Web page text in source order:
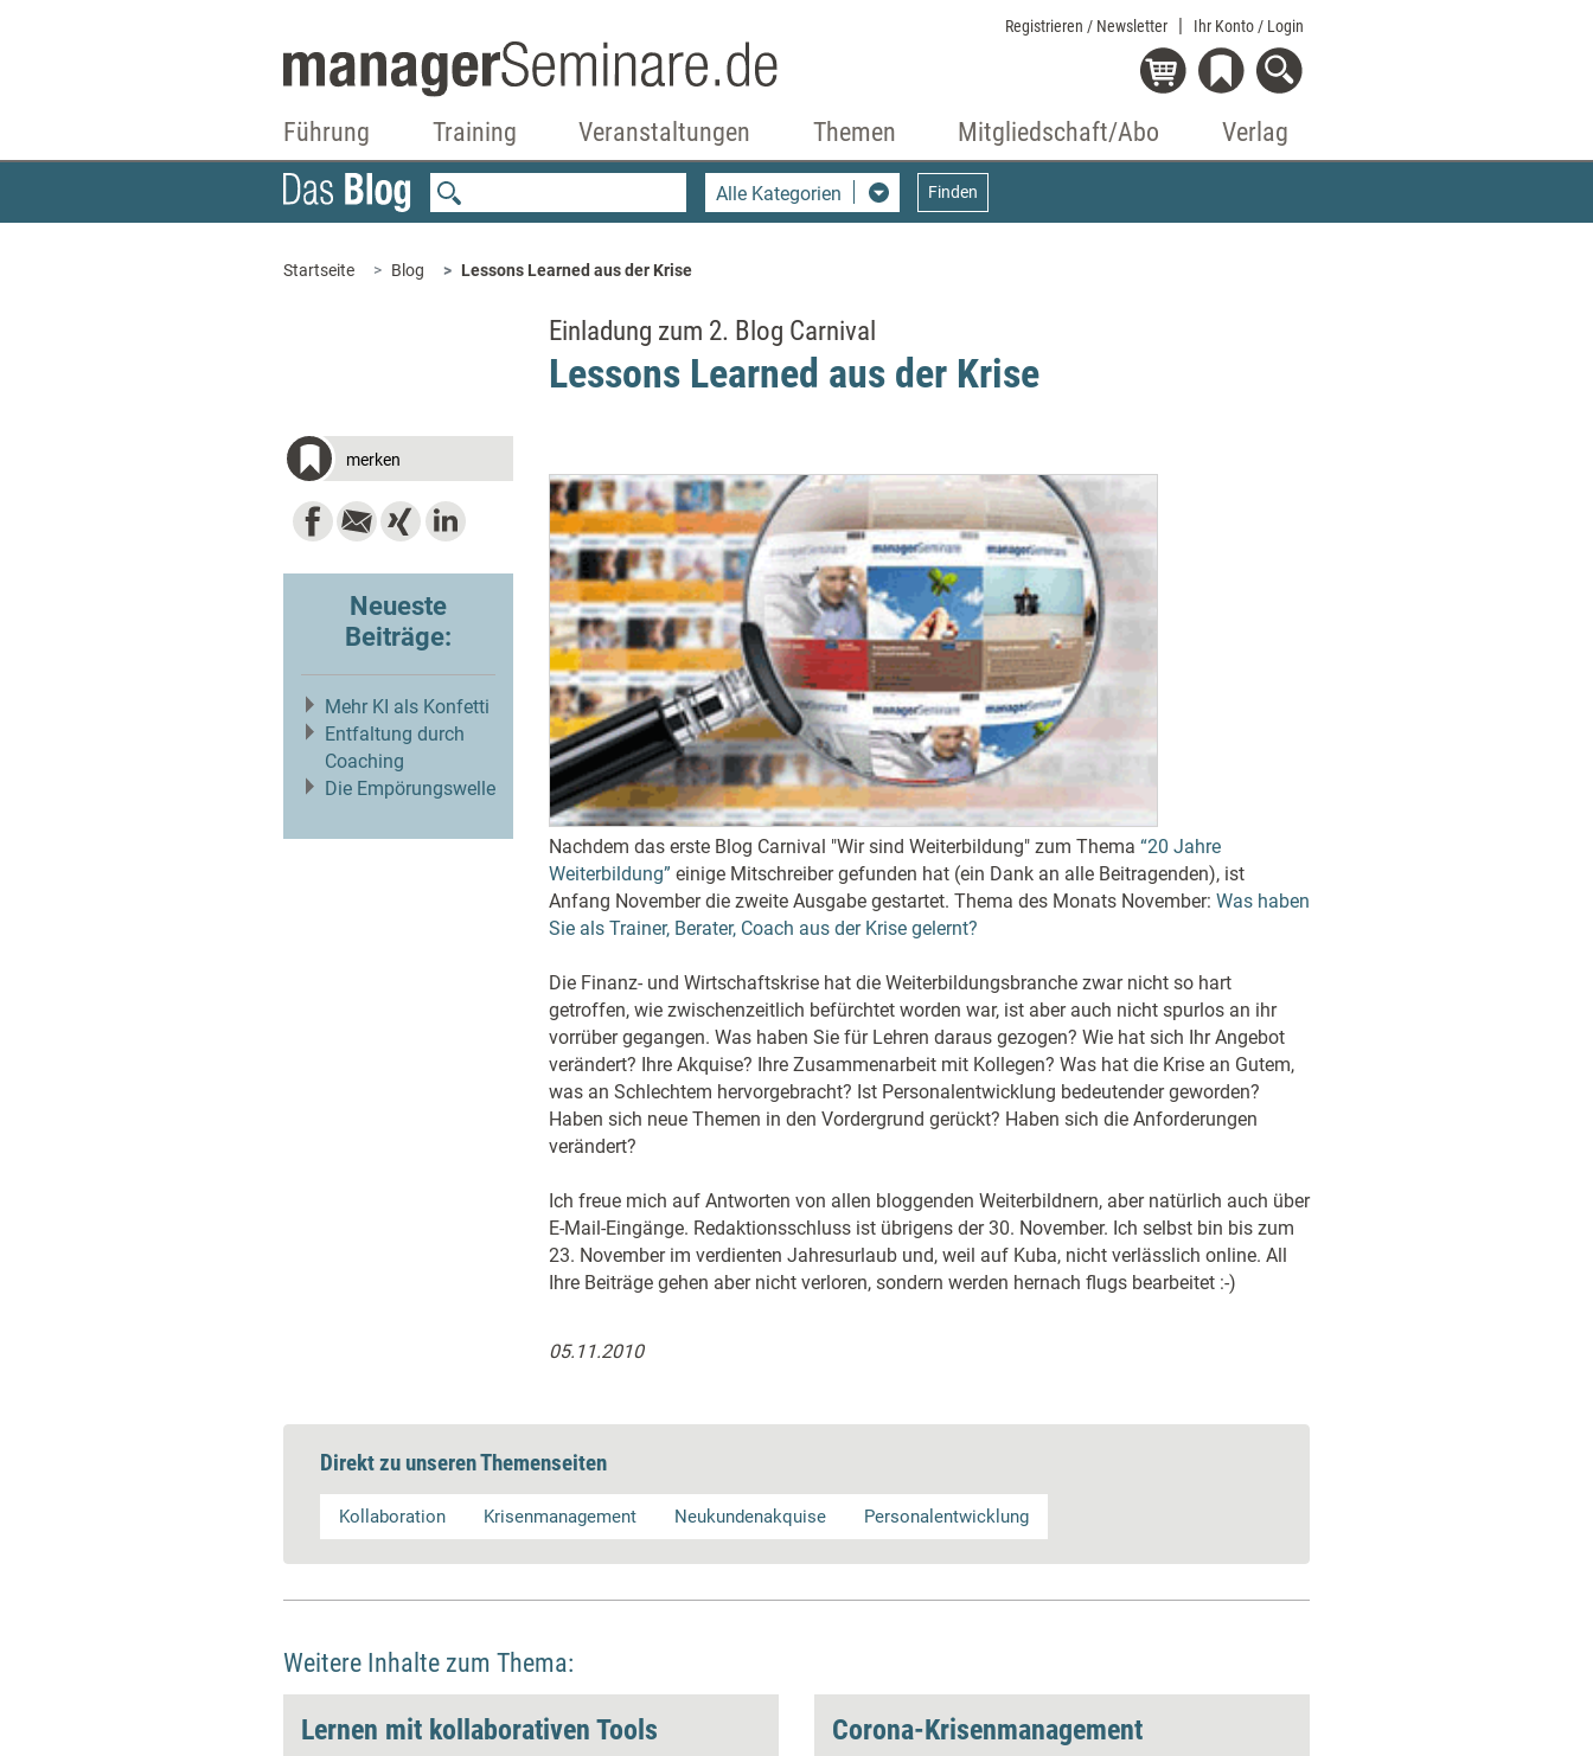
Registrieren / Newsletter Ihr Konto / Login
Führung Training Veranstaltungen Themen Mitgliedschaft/Abo Verlag
Alle Kategorien Finden
Startseite Blog Lessons Learned aus der Krise
Einladung zum 2. Blog Carnival
Lessons Learned aus der Krise
merken
Neueste
Beiträge:
Mehr KI als Konfetti
Entfaltung durch
Coaching
Die Empörungswelle
Nachdem das erste Blog Carnival "Wir sind Weiterbildung" zum Thema “20 Jahre
Weiterbildung” einige Mitschreiber gefunden hat (ein Dank an alle Beitragenden), ist
Anfang November die zweite Ausgabe gestartet. Thema des Monats November: Was haben
Sie als Trainer, Berater, Coach aus der Krise gelernt?
Die Finanz- und Wirtschaftskrise hat die Weiterbildungsbranche zwar nicht so hart
getroffen, wie zwischenzeitlich befürchtet worden war, ist aber auch nicht spurlos an ihr
vorrüber gegangen. Was haben Sie für Lehren daraus gezogen? Wie hat sich Ihr Angebot
verändert? Ihre Akquise? Ihre Zusammenarbeit mit Kollegen? Was hat die Krise an Gutem,
was an Schlechtem hervorgebracht? Ist Personalentwicklung bedeutender geworden?
Haben sich neue Themen in den Vordergrund gerückt? Haben sich die Anforderungen
verändert?
Ich freue mich auf Antworten von allen bloggenden Weiterbildnern, aber natürlich auch über
E-Mail-Eingänge. Redaktionsschluss ist übrigens der 30. November. Ich selbst bin bis zum
23. November im verdienten Jahresurlaub und, weil auf Kuba, nicht verlässlich online. All
Ihre Beiträge gehen aber nicht verloren, sondern werden hernach flugs bearbeitet :-)
05.11.2010
Direkt zu unseren Themenseiten
Kollaboration Krisenmanagement Neukundenakquise Personalentwicklung
Weitere Inhalte zum Thema:
Lernen mit kollaborativen Tools Corona-Krisenmanagement